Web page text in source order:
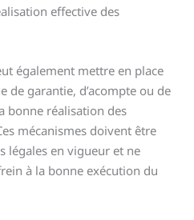
effective des
également mettre en place
de garantie, d’acompte ou de
bonne réalisation des
mécanismes doivent être
légales en vigueur et ne
à la bonne exécution du